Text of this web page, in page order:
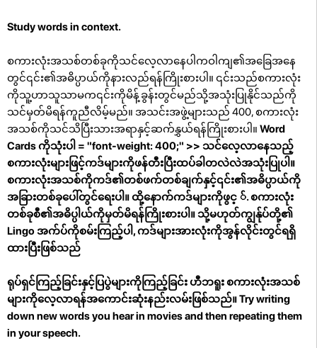
Study words in context.
စကားလုံးအသစ်တစ်ခုကိုသင်လေ့လာနေပါကဝါကျ၏အခြေအနေ
တွင်၎င်း၏အဓိပ္ပာယ်ကိုနားလည်ရန်ကြိုးစားပါ။ ၎င်းသည်စကားလုံး
ကိုသူ့ဟာသူသာမက၎င်းကိုမိန့်ခွန်းတွင်မည်သို့အသုံးပြုနိုင်သည်ကို
သင်မှတ်မိရန်ကူညီလိမ့်မည်။ အသင်းအဖွဲ့များသည် 400, စကားလုံး
အသစ်ကိုသင်သိပြီးသားအရာနှင့်ဆက်နွှယ်ရန်ကြိုးစားပါ။ Word
Cards ကိုသုံးပါ = "font-weight: 400;" >> သင်လေ့လာနေသည့်
စကားလုံးများဖြင့်ကဒ်များကိုဖန်တီးပြီးထပ်ခါတလဲလဲအသုံးပြုပါ။
စကားလုံးအသစ်ကိုကဒ်၏တစ်ဖက်တစ်ချက်နှင့်၎င်း၏အဓိပ္ပာယ်ကို
အခြားတစ်ခုပေါ်တွင်ရေးပါ။ ထို့နောက်ကဒ်များကိုဖွင့ ်. စကားလုံး
တစ်ခုစီ၏အဓိပ္ပါယ်ကိုမှတ်မိရန်ကြိုးစားပါ။ သို့မဟုတ်ကျွန်ုပ်တို့၏
Lingo အက်ပ်ကိုစမ်းကြည့်ပါ, ကဒ်များအားလုံးကိုအွန်လိုင်းတွင်ရရှိ
ထားပြီးဖြစ်သည်
ရုပ်ရှင်ကြည့်ခြင်းနှင့်ပြပွဲများကိုကြည့်ခြင်း ဟီဘရူး စကားလုံးအသစ်
များကိုလေ့လာရန်အကောင်းဆုံးနည်းလမ်းဖြစ်သည်။ Try writing
down new words you hear in movies and then repeating them
in your speech.